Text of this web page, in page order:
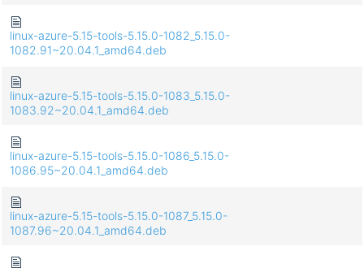
linux-azure-5.15-tools-5.15.0-1082_5.15.0-
1082.91~20.04.1_amd64.deb
linux-azure-5.15-tools-5.15.0-1083_5.15.0-
1083.92~20.04.1_amd64.deb
linux-azure-5.15-tools-5.15.0-1086_5.15.0-
1086.95~20.04.1_amd64.deb
linux-azure-5.15-tools-5.15.0-1087_5.15.0-
1087.96~20.04.1_amd64.deb